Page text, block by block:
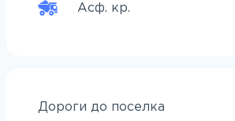
Асф. кр.
Дороги до поселка